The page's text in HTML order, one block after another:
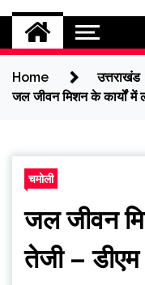
Home उत्तराखंड
जल जीवन मिशन के कार्यों में
चमोली
जल जीवन
तेजी – डीएम